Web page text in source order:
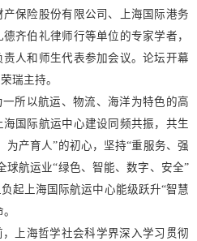
产保险股份有限公司、上海国际港务
齐伯礼律师行等单位的专家学者，
人和师生代表参加会议。论坛开幕
瑞主持。
所以航运、物流、海洋为特色的高
国际航运中心建设同频共振，共生
为产育人”的初心，坚持“重服务、强
球航运业“绿色、智能、数字、安全”
起上海国际航运中心能级跃升“智慧
上海哲学社会科学界深入学习贯彻